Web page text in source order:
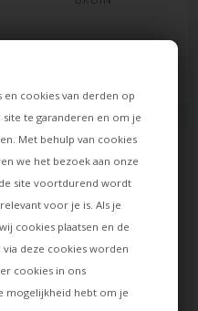
cookies van derden op
te garanderen en om je
Met behulp van cookies
we het bezoek aan onze
site voortdurend wordt
voor je is. Als je
cookies plaatsen en de
deze cookies worden
cookies in ons
mogelijkheid hebt om je